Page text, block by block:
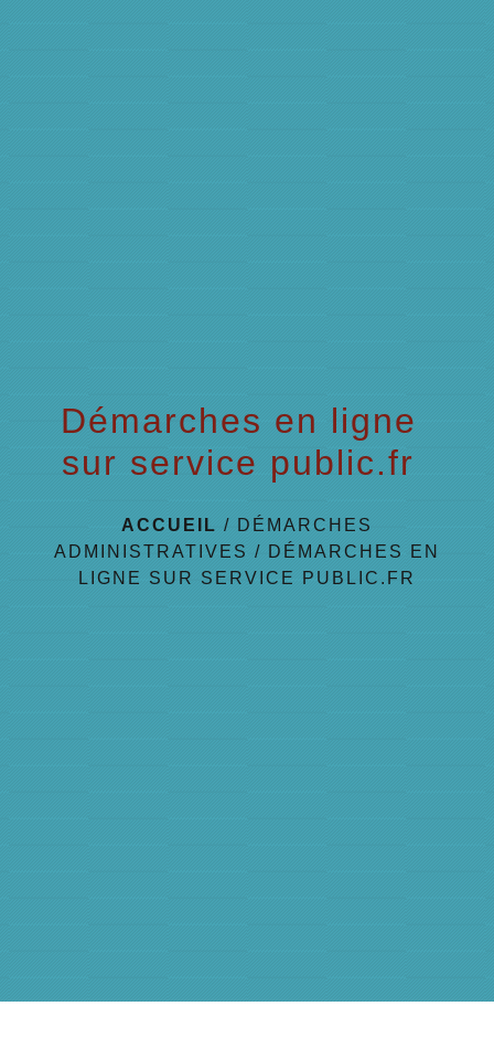
Démarches en ligne
sur service public.fr
ACCUEIL / DÉMARCHES
ADMINISTRATIVES / DÉMARCHES EN
LIGNE SUR SERVICE PUBLIC.FR